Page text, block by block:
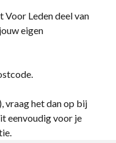
Leden deel van
eigen
vraag het dan op bij
eenvoudig voor je